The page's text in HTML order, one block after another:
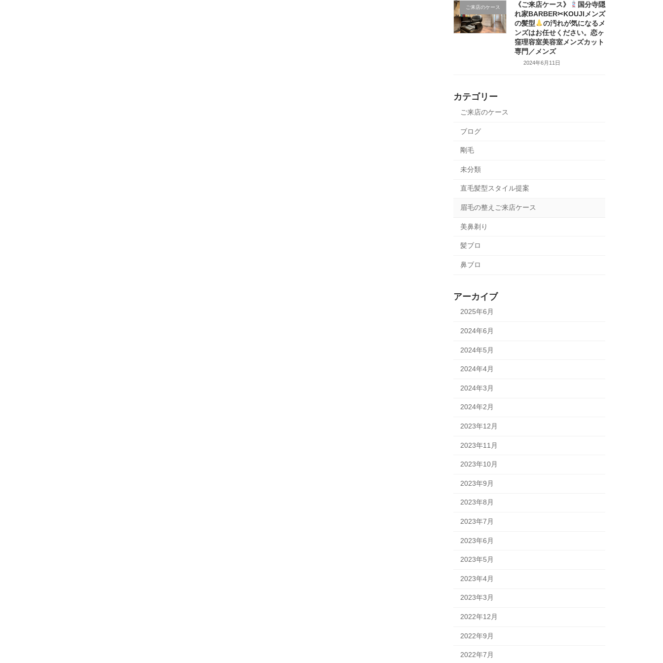
ご来店のケース 《ご来店ケース》
国分寺隠
れ家BARBER✂KOUJIメンズ
の髪型
の汚れが気になるメ
ンズはお任せください。恋ヶ
窪理容室美容室メンズカット
専門／メンズ
2024年6月11日
カテゴリー
ご来店のケース
ブログ
剛毛
未分類
直毛髪型スタイル提案
眉毛の整えご来店ケース
美鼻剃り
髪ブロ
鼻ブロ
アーカイブ
2025年6月
2024年6月
2024年5月
2024年4月
2024年3月
2024年2月
2023年12月
2023年11月
2023年10月
2023年9月
2023年8月
2023年7月
2023年6月
2023年5月
2023年4月
2023年3月
2022年12月
2022年9月
2022年7月